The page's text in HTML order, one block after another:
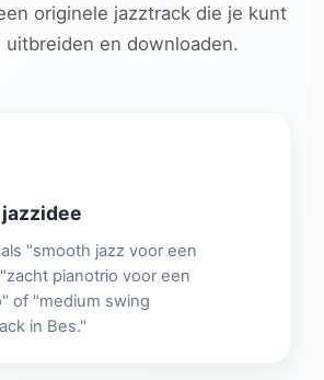
originele jazztrack die je kunt
en downloaden.
"smooth jazz voor een
pianotrio voor een
of "medium swing
in Bes."